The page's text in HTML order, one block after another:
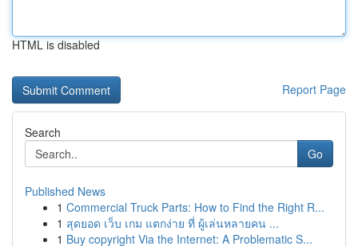
HTML is disabled
Report Page
Search
Go
Published News
1 Commercial Truck Parts: How to Find the Right R...
1 สุดยอด เว็บ เกม แตกง่าย ที่ ผู้เล่นหลายคน ...
1 Buy copyright Via the Internet: A Problematic S...